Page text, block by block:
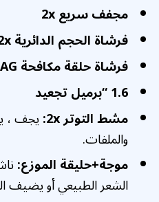
مجفف سريع 2x
فرشاة الحجم الدائرية 2x
فرشاة حلقة مكافحة SNAG
1.6 “برميل تجعيد
مشط التوتر 2x:
يجف ،
والملفات.
موجة+حليقة الموزع:
الشعر الطبيعي أو يضيف